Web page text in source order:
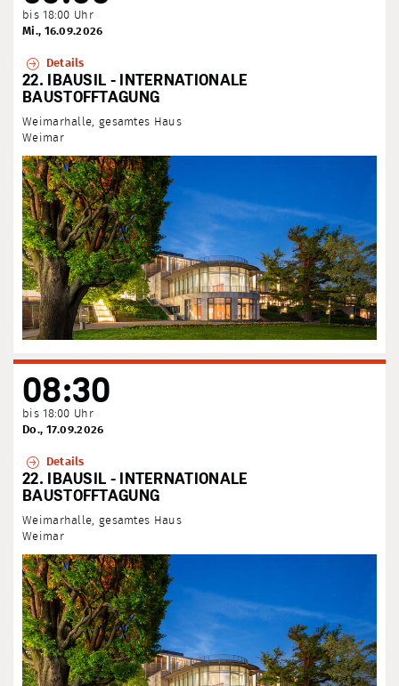
bis 18:00 Uhr
Mi., 16.09.2026
Details
22. IBAUSIL - INTERNATIONALE
BAUSTOFFTAGUNG
Weimarhalle, gesamtes Haus
Weimar
08:30
bis 18:00 Uhr
Do., 17.09.2026
Details
22. IBAUSIL - INTERNATIONALE
BAUSTOFFTAGUNG
Weimarhalle, gesamtes Haus
Weimar